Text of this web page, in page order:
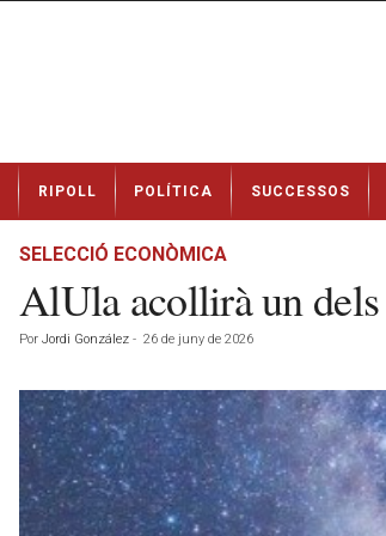
t
RIPOLL POLÍTICA SUCCESSOS
SELECCIÓ ECONÒMICA
AlUla acollirà un dels
Por Jordi González - 26 de juny de 2026